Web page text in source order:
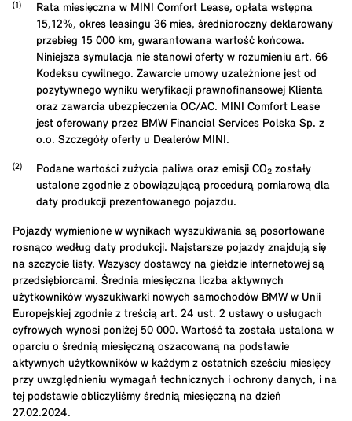
Rata miesięczna w MINI Comfort Lease, opłata wstępna
15,12%, okres leasingu 36 mies, średnioroczny deklarowany
przebieg 15 000 km, gwarantowana wartość końcowa.
Niniejsza symulacja nie stanowi oferty w rozumieniu art. 66
Kodeksu cywilnego. Zawarcie umowy uzależnione jest od
pozytywnego wyniku weryfikacji prawnofinansowej Klienta
oraz zawarcia ubezpieczenia OC/AC. MINI Comfort Lease
jest oferowany przez BMW Financial Services Polska Sp. z
o.o. Szczegóły oferty u Dealerów MINI.
Podane wartości zużycia paliwa oraz emisji CO₂ zostały
ustalone zgodnie z obowiązującą procedurą pomiarową dla
daty produkcji prezentowanego pojazdu.
Pojazdy wymienione w wynikach wyszukiwania są posortowane
rosnąco według daty produkcji. Najstarsze pojazdy znajdują się
na szczycie listy. Wszyscy dostawcy na giełdzie internetowej są
przedsiębiorcami. Średnia miesięczna liczba aktywnych
użytkowników wyszukiwarki nowych samochodów BMW w Unii
Europejskiej zgodnie z treścią art. 24 ust. 2 ustawy o usługach
cyfrowych wynosi poniżej 50 000. Wartość ta została ustalona w
oparciu o średnią miesięczną oszacowaną na podstawie
aktywnych użytkowników w każdym z ostatnich sześciu miesięcy
przy uwzględnieniu wymagań technicznych i ochrony danych, i na
tej podstawie obliczyliśmy średnią miesięczną na dzień
27.02.2024.